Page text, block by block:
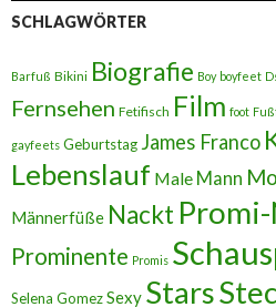
SCHLAGWÖRTER
Barfuß Bikini Biografie Boy boyfeet
Fernsehen Fetifisch Film foot
gayfeets Geburtstag James Franco
Lebenslauf Male Mann
Männerfüße Nackt
Prominente Promis
Selena GomezSexy Stars